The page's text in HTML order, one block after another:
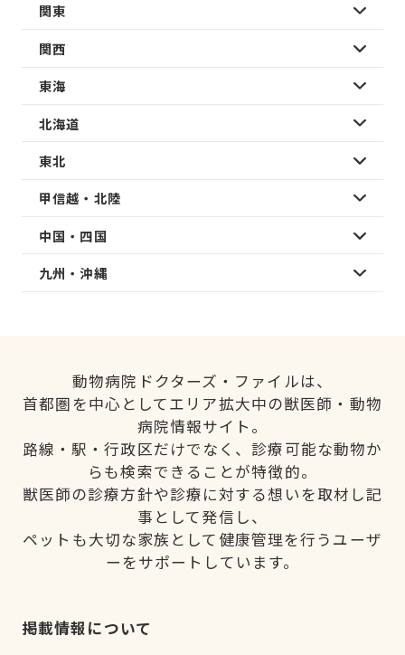
関東
関西
東海
北海道
東北
甲信越・北陸
中国・四国
九州・沖縄
動物病院ドクターズ・ファイルは、
首都圏を中心としてエリア拡大中の獣医師・動物
病院情報サイト。
路線・駅・行政区だけでなく、診療可能な動物か
らも検索できることが特徴的。
獣医師の診療方針や診療に対する想いを取材し記
事として発信し、
ペットも大切な家族として健康管理を行うユーザ
ーをサポートしています。
掲載情報について